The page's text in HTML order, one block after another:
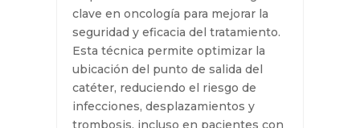
clave en oncología para mejorar la
seguridad y eficacia del
tratamiento. Esta técnica permite
optimizar la ubicación del punto de
salida del catéter, reduciendo el
riesgo de infecciones,
desplazamientos y trombosis,